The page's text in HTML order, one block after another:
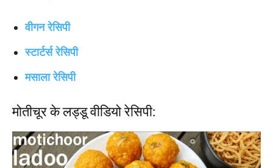
वीगन रेसिपी
स्टार्टर्स रेसिपी
मसाला रेसिपी
मोतीचूर के लड्डू वीडियो रेसिपी: